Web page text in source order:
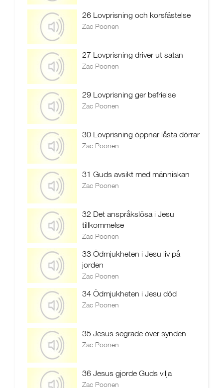
26 Lovprisning och korsfästelse
Zac Poonen
27 Lovprisning driver ut satan
Zac Poonen
29 Lovprisning ger befrielse
Zac Poonen
30 Lovprisning öppnar låsta dörrar
Zac Poonen
31 Guds avsikt med människan
Zac Poonen
32 Det anspråkslösa i Jesu
tillkommelse
Zac Poonen
33 Ödmjukheten i Jesu liv på
jorden
Zac Poonen
34 Ödmjukheten i Jesu död
Zac Poonen
35 Jesus segrade över synden
Zac Poonen
36 Jesus gjorde Guds vilja
Zac Poonen